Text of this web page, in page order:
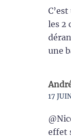
les 2
une
17
effet